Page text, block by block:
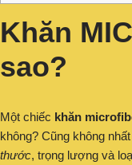
Khăn
sao?
Một chiếc khăn
không? Cũng không
thước, trọng lượng và